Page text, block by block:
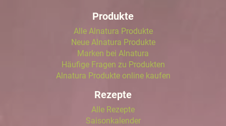
Produkte
Alle Alnatura Produkte
Neue Alnatura Produkte
Marken bei Alnatura
Häufige Fragen zu Produkten
Alnatura Produkte online kaufen
Rezepte
Alle Rezepte
Saisonkalender